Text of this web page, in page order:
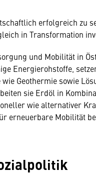
erfolgreich zu
in Transformation
und Mobilität in
Energierohstoffe,
Geothermie sowie
sie Erdöl in
wie alternativer
erneuerbare Mobilität